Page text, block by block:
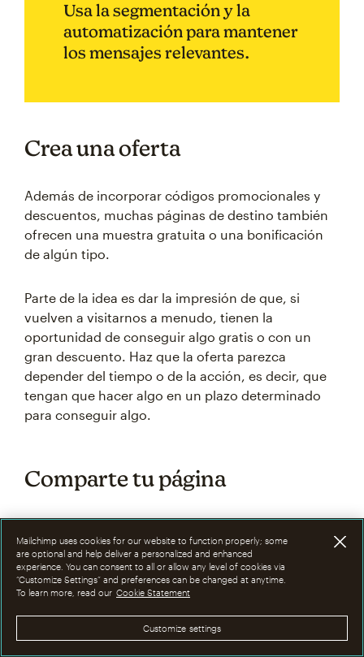
Usa la segmentación y la
automatización para mantener
los mensajes relevantes.
Crea una oferta
Además de incorporar códigos promocionales y
descuentos, muchas páginas de destino también
ofrecen una muestra gratuita o una bonificación
de algún tipo.
Parte de la idea es dar la impresión de que, si
vuelven a visitarnos a menudo, tienen la
oportunidad de conseguir algo gratis o con un
gran descuento. Haz que la oferta parezca
depender del tiempo o de la acción, es decir, que
tengan que hacer algo en un plazo determinado
para conseguir algo.
Comparte tu página
página de destino, es el momento de empezar a
promocionarla entre tu público. Puedes compartir
las URL personalizadas de una página de destino
cuenta el propósito de la página y determina
cuáles de tus otros canales de marketing pueden
Mailchimp uses cookies for our website to function properly; some
are optional and help deliver a personalized and enhanced
experience. You can consent to all or allow any level of cookies via
“Customize Settings” and preferences can be changed at anytime.
To learn more, read our Cookie Statement
Customize settings